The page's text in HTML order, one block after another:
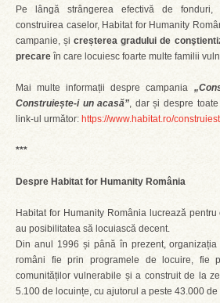
Pe lângă strângerea efectivă de fonduri,
construirea caselor, Habitat for Humanity
campanie, șicreșterea gradului de
precareîn care locuiesc foarte multe familii
Mai multe informații despre campania
Construiește-i un acasă”, dar și despre
link-ul următor: https://www.habitat.ro/
***
Despre Habitat for Humanity România
Habitat for Humanity România lucrează
au posibilitatea să locuiască decent.
Din anul 1996 și până în prezent,
români fie prin programele de locuire, fie
comunităților vulnerabile și a construit de la
5.100 de locuințe, cu ajutorul a peste 43.000